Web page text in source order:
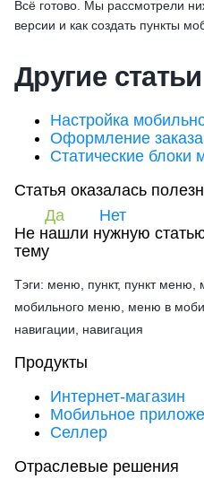
Всё готово. Мы рассмотрели
версии и как создать пункты
Другие
Настройка
Оформление
Статические блоки
Статья оказалась
Да
Нет
Не нашли нужную
тему
Тэги: меню, пункт, пункт меню,
мобильного меню, меню в
навигации, навигация
Продукты
Интернет-магазин
Мобильное
Селлер
Отраслевые решения